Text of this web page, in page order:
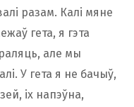
разам. Калі мяне
гета, я гэта
але мы
У гета я не бачыў,
іх напэўна,